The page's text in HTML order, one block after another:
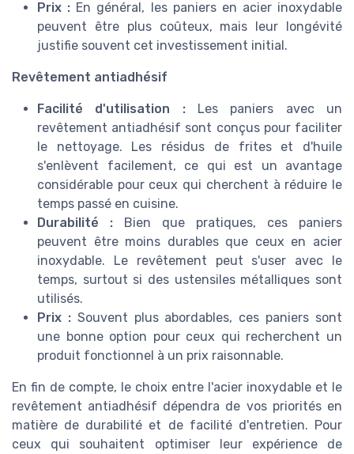
Prix : En général, les paniers en acier inoxydable
peuvent être plus coûteux, mais leur longévité
justifie souvent cet investissement initial.
Revêtement antiadhésif
Facilité d'utilisation :Les paniers avec un
revêtement antiadhésif sont conçus pour faciliter
le nettoyage. Les résidus de frites et d'huile
s'enlèvent facilement, ce qui est un avantage
considérable pour ceux qui cherchent à réduire le
temps passé en cuisine.
Durabilité : Bien que pratiques, ces paniers
peuvent être moins durables que ceux en acier
inoxydable. Le revêtement peut s'user avec le
temps, surtout si des ustensiles métalliques sont
utilisés.
Prix :Souvent plus abordables, ces paniers sont
une bonne option pour ceux qui recherchent un
produit fonctionnel à un prix raisonnable.
En fin de compte, le choix entre l'acier inoxydable et le
revêtement antiadhésif dépendra de vos priorités en
matière de durabilité et de facilité d'entretien. Pour
ceux qui souhaitent optimiser leur expérience de